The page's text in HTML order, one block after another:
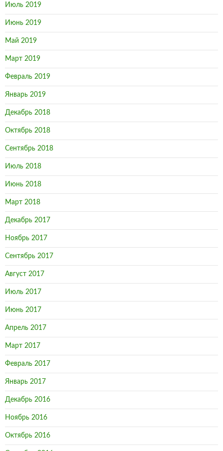
Июль 2019
Июнь 2019
Май 2019
Март 2019
Февраль 2019
Январь 2019
Декабрь 2018
Октябрь 2018
Сентябрь 2018
Июль 2018
Июнь 2018
Март 2018
Декабрь 2017
Ноябрь 2017
Сентябрь 2017
Август 2017
Июль 2017
Июнь 2017
Апрель 2017
Март 2017
Февраль 2017
Январь 2017
Декабрь 2016
Ноябрь 2016
Октябрь 2016